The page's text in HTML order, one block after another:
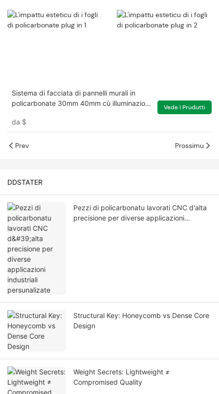
Sistema di facciata di pannelli murali in
policarbonate 30mm 40mm cù illuminazione
da $
Vede I Prudutti
Prev Prossimu
DDSTATER
Pezzi di policarbonatu lavorati CNC d'alta
precisione per diverse applicazioni
Structural Key: Honeycomb vs Dense Core
Design
Weight Secrets: Lightweight ≠
Compromised Quality